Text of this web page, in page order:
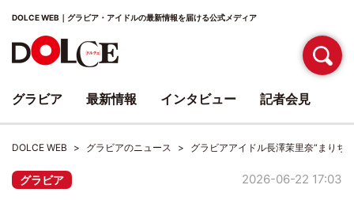
DOLCE WEB｜グラビア・アイドルの最新情報を届ける公式メディア
DOLCE WEB グラビアのニュース グラビアアイドル長澤茉里奈“まりち
グラビア 2026-06-22 17:03
グラビア 最新情報 インタビュー 記者会見